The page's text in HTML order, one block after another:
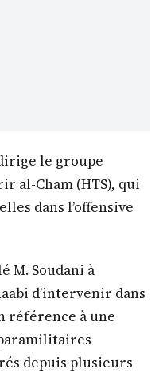
le groupe
al-Cham (HTS), qui
dans l’offensive
M. Soudani à
d’intervenir dans
référence à une
depuis plusieurs